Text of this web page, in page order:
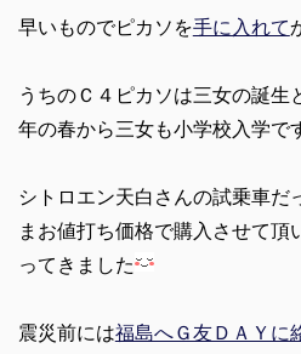
早いものでピカソを手に入れて
うちのＣ４ピカソは三女の誕生
年の春から三女も小学校入学で
シトロエン天白さんの試乗車だ
まお値打ち価格で購入させて頂
ってきました
震災前には福島へＧ友ＤＡＹに